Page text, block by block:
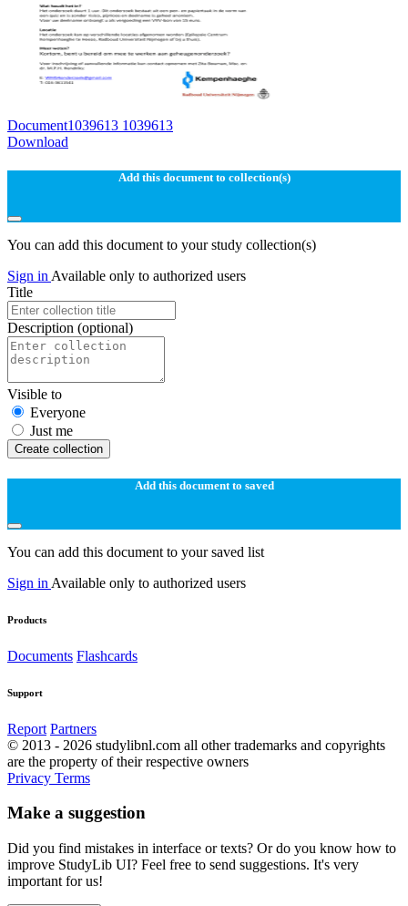
Document1039613 1039613
Download
Add this document to collection(s)
You can add this document to your study collection(s)
Sign in Available only to authorized users
Title
Description (optional)
Visible to
Everyone
Just me
Create collection
Add this document to saved
You can add this document to your saved list
Sign in Available only to authorized users
Products
Documents Flashcards
Support
Report Partners
© 2013 - 2026 studylibnl.com all other trademarks and copyrights
are the property of their respective owners
Privacy Terms
Make a suggestion
Did you find mistakes in interface or texts? Or do you know how to
improve StudyLib UI? Feel free to send suggestions. It's very
important for us!